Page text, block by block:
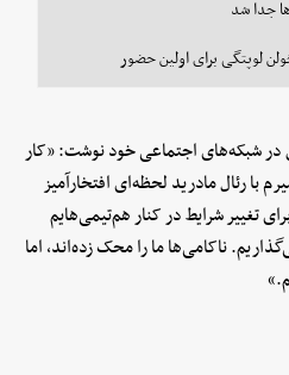
جدا شد
در شبکه‌های اجتماعی خود نوشت: «کار
با رئال مادرید لحظه‌ای افتخارآمیز
تغییر شرایط در کنار هم‌تیمی‌هایم
ناکامی‌ها ما را محک زده‌اند، اما